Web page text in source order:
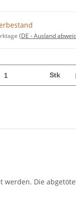
(DE - Ausland
Stk
werden. Die